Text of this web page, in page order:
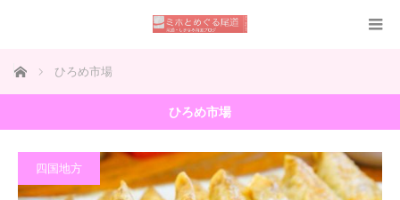
ホーム ひろめ市場
ひろめ市場
四国地方